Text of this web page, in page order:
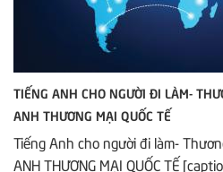
TIẾNG ANH CHO NGƯỜI ĐI LÀM-
ANH THƯƠNG MẠI QUỐC TẾ
Tiếng Anh cho người đi làm-
ANH THƯƠNG MẠI QUỐC TẾ